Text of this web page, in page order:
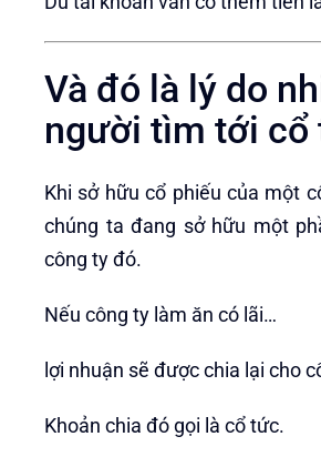
Và đó là lý do
người tìm tới cổ
Khi sở hữu cổ phiếu của một
chúng ta đang sở hữu một
công ty đó.
Nếu công ty làm ăn có lãi…
lợi nhuận sẽ được chia lại cho
Khoản chia đó gọi là cổ tức.